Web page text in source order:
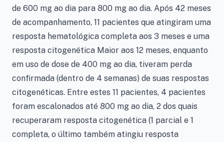
de 600 mg ao dia para 800 mg ao dia. Após 42 meses
de acompanhamento, 11 pacientes que atingiram uma
resposta hematológica completa aos 3 meses e uma
resposta citogenética Maior aos 12 meses, enquanto
em uso de dose de 400 mg ao dia, tiveram perda
confirmada (dentro de 4 semanas) de suas respostas
citogenéticas. Entre estes 11 pacientes, 4 pacientes
foram escalonados até 800 mg ao dia, 2 dos quais
recuperaram resposta citogenética (1 parcial e 1
completa, o último também atingiu resposta